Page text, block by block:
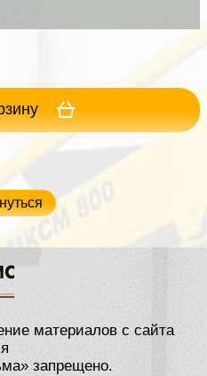
материалов с сайта
запрещено.